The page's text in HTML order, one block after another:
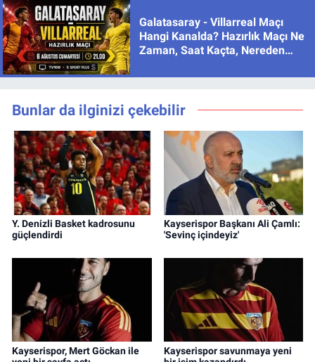
Galatasaray - Villarreal Maçı
Hangi Kanalda? Hazırlık Maçı Ne
Zaman, Saat Kaçta, Nereden
Bunlar da ilginizi çekebilir
Y. Denizli Basket kadrosunu
güçlendirdi
Kayserispor Başkanı Ali Çamlı:
'Sevinç içindeyiz'
Kayserispor, Mert Göckan ile
Kayserispor savunmaya yeni